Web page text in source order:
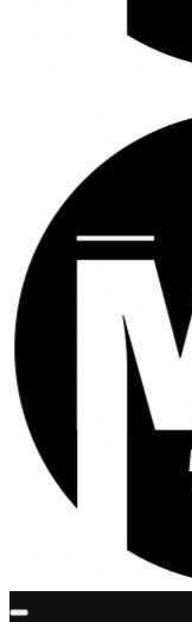
Million